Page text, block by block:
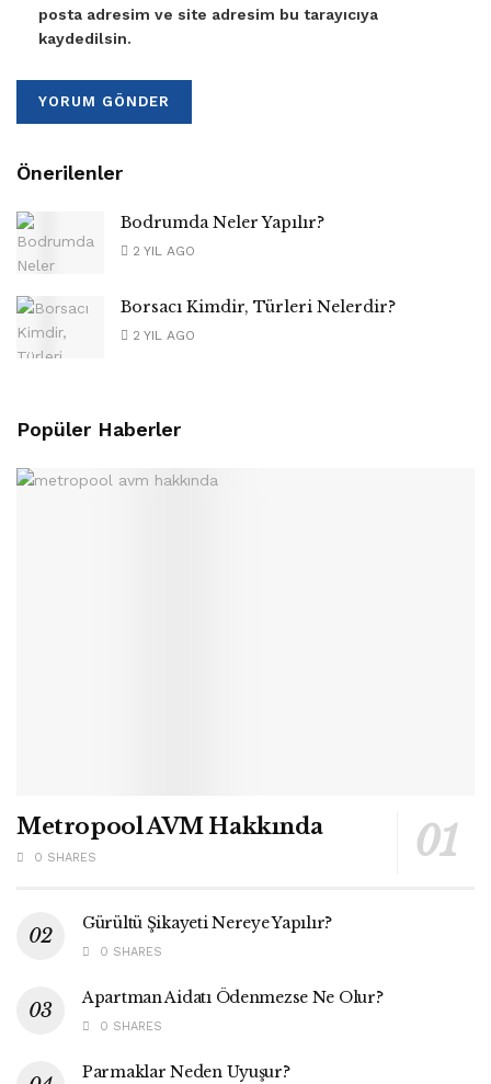
posta adresim ve site adresim bu tarayıcıya
kaydedilsin.
Önerilenler
Bodrumda Neler Yapılır?
2 YIL AGO
Borsacı Kimdir, Türleri Nelerdir?
2 YIL AGO
Popüler Haberler
Metropool AVM Hakkında
0 SHARES
Gürültü Şikayeti Nereye Yapılır?
0 SHARES
Apartman Aidatı Ödenmezse Ne Olur?
0 SHARES
Parmaklar Neden Uyuşur?